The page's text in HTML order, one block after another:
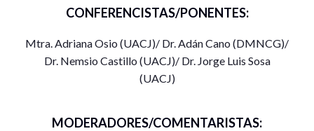
CONFERENCISTAS/PONENTES:
Mtra. Adriana Osio (UACJ)/ Dr. Adán Cano (DMNCG)/
Dr. Nemsio Castillo (UACJ)/ Dr. Jorge Luis Sosa
(UACJ)
MODERADORES/COMENTARISTAS: